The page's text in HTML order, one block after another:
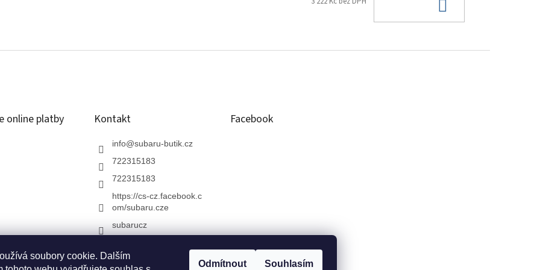
soubory cookie. Dalším
Odmítnout Souhlasím
online platby Kontakt
info@subaru-butik.cz
722315183
722315183
https://cs-cz.facebook.c
om/subaru.cze
subarucz
Facebook
ČR Chci testovací jízdu Modelová řada SUBARU ZAŽIJ SUBARU